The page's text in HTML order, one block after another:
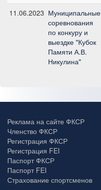
11.06.2023 Муниципальные
соревнования
по конкуру и
выездке "Кубок
Памяти А.В.
Никулина"
Реклама на сайте ФКСР
Членство ФКСР
Регистрация ФКСР
Регистрация FEI
Паспорт ФКСР
Паспорт FEI
Страхование спортсменов